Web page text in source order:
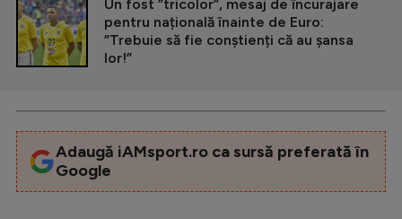
Un fost ”tricolor”, mesaj de încurajare
pentru națională înainte de Euro:
”Trebuie să fie conștienți că au șansa
lor!”
Adaugă iAMsport.ro ca sursă preferată în
Google